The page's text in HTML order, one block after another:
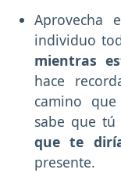
Aprovecha
individuo
mientras
hace
camino
sabe que tú
que te
presente.